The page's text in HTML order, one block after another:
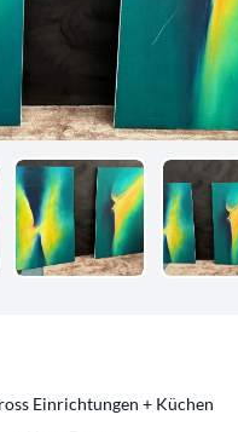
Einrichtungen + Küchen